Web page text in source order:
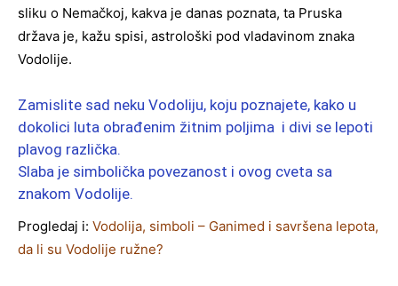
sliku o Nemačkoj, kakva je danas poznata, ta Pruska
država je, kažu spisi, astrološki pod vladavinom znaka
Vodolije.
Zamislite sad neku Vodoliju, koju poznajete, kako u
dokolici luta obrađenim žitnim poljima i divi se lepoti
plavog različka.
Slaba je simbolička povezanost i ovog cveta sa
znakom Vodolije.
Progledaj i: Vodolija, simboli – Ganimed i savršena lepota,
da li su Vodolije ružne?